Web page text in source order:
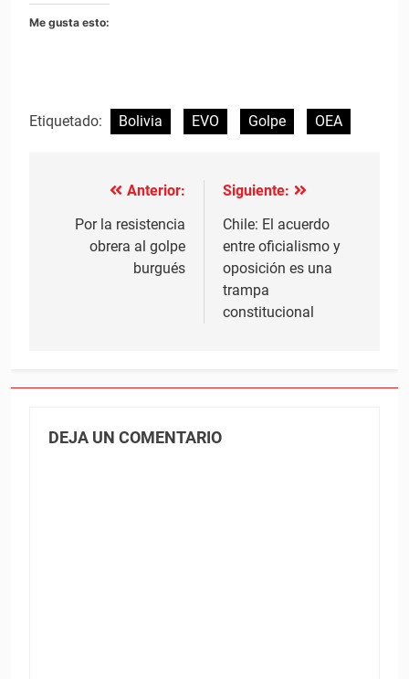
Me gusta esto:
Etiquetado: Bolivia EVO Golpe OEA
Navegación
Anterior:
Por la resistencia
obrera al golpe
burgués
Siguiente:
Chile: El acuerdo
entre oficialismo y
oposición es una
trampa
constitucional
DEJA UN COMENTARIO